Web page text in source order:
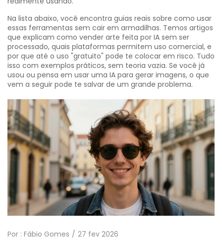
Na lista abaixo, você encontra guias reais sobre como usar
essas ferramentas sem cair em armadilhas. Temos artigos
que explicam como vender arte feita por IA sem ser
processado, quais plataformas permitem uso comercial, e
por que até o uso "gratuito" pode te colocar em risco. Tudo
isso com exemplos práticos, sem teoria vazia. Se você já
usou ou pensa em usar uma IA para gerar imagens, o que
vem a seguir pode te salvar de um grande problema.
Por : Fábio Gomes 27 fev 2026